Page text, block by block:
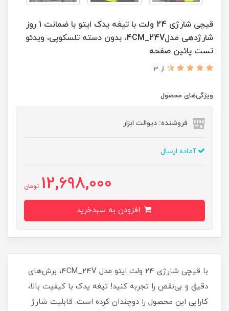
قیچی شارژی 24 ولت با تیغه یدک ایتو با ضمانت 1 روز
شارژدهی مدل4CM_24V، بدون دسته تلسکوپی، ویدئو
تست پائین صفحه
از 3
ویژگی‌های محصول
فروشنده: دیوالت ابزار
آماده ارسال
12,698,000 تومان
با قیچی شارژی 24 ولت ایتو مدل 4CM_24V، برش‌های
دقیق و بی‌نقص را تجربه کنید! تیغه یدک با کیفیت بالا،
کارایی این محصول را دوچندان کرده است. قابلیت شارژ